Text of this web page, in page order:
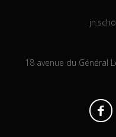
18 avenue du Général